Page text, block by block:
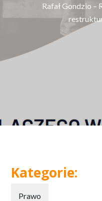
Rafał Gondzio –
Kategorie:
Prawo